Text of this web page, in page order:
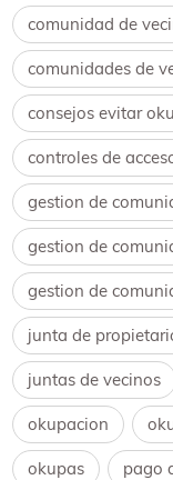
comunidad de
comunidades de
consejos evitar
controles de
gestion de
gestion de
gestion de
junta de
juntas de vecinos
okupacion
okupas pago